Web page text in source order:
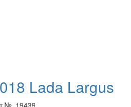
Lada Largus
№ 19439